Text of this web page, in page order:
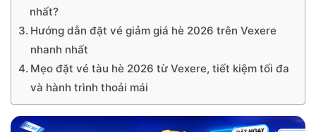
nhất?
Hướng dẫn đặt vé giảm giá hè 2026 trên Vexere
nhanh nhất
Mẹo đặt vé tàu hè 2026 từ Vexere, tiết kiệm tối đa
và hành trình thoải mái